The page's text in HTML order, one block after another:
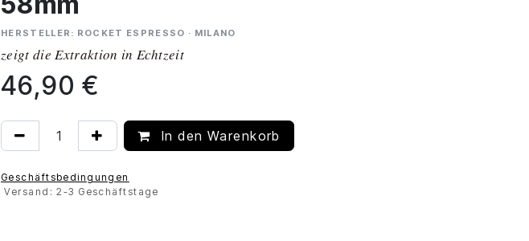
HERSTELLER: ROCKET ESPRESSO · MILANO
zeigt die Extraktion in Echtzeit
46,90 €
In den Warenkorb
Geschäftsbedingungen
Versand: 2-3 Geschäftstage